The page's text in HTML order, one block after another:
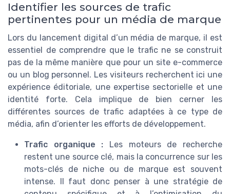
Identifier les sources de trafic
pertinentes pour un média de marque
Lors du lancement digital d’un média de marque, il est
essentiel de comprendre que le trafic ne se construit
pas de la même manière que pour un site e-commerce
ou un blog personnel. Les visiteurs recherchent ici une
expérience éditoriale, une expertise sectorielle et une
identité forte. Cela implique de bien cerner les
différentes sources de trafic adaptées à ce type de
média, afin d’orienter les efforts de développement.
Trafic organique : Les moteurs de recherche
restent une source clé, mais la concurrence sur les
mots-clés de niche ou de marque est souvent
intense. Il faut donc penser à une stratégie de